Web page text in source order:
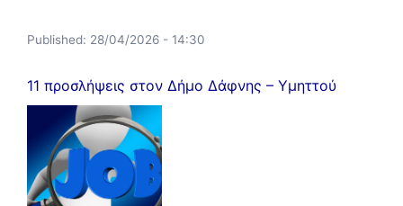
Published: 28/04/2026 - 14:30
11 προσλήψεις στον Δήμο Δάφνης – Υμηττού